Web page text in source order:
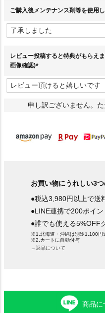
ご購入後メンテナンス剤等を使用
レビュー投稿すると特典がもらえ
画像確認)
必
須
)
申し訳ございません。
お買い物にうれしい3
●税込3,980円以上で送
●LINE連携で200ポイ
●誰でも使える5%OFF
※1.北海道・沖縄は別途1,100円
※2.カートに自動付与
→返品について
商品に